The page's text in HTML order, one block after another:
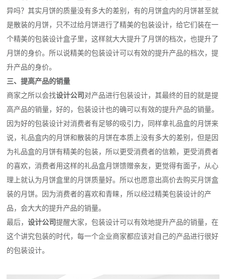
异吗？其实月饼的质量没有多大的差别，有的月饼盒内的月饼甚至就
是散装的月饼，只不过给月饼进行了精美的包装设计，给它们装在一
个精美的包装设计盒子里，这样就大大提升了月饼的档次，也提升了
月饼的身价。所以说精美的包装设计可以有效的提升产品的档次，提
升产品的身价。
三、提高产品的销量
商家之所以会找设计公司对产品进行包装设计，其最终的目的就是提
高产品的销量，好的，包装设计也的确可以有效的提升产品的销量。
因为好的包装设计对消费者有足够的吸引力，同样拿礼品盒的月饼来
说，礼品盒内的月饼和散装的月饼在本质上没有多大的差别，但是因
为礼品盒的月饼有精美的包装，所以更受消费者的信赖，更受消费者
的喜欢，消费者用这样的礼品盒月饼馈赠亲友，更觉得有面子，从心
理上就认为月饼盒里的月饼质量好。所以也愿意出高价去购买月饼盒
装的月饼。因为消费者的喜欢和青睐，所以经过精美包装设计的产
品，会大大的提升产品的销量。
最后，设计公司提醒大家，包装设计可以有效地提升产品的销量，在
这个讲究包装的时代，每一个企业商家都应该对自己的产品进行很好
的包装设计。